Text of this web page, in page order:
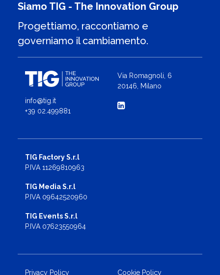
Siamo TIG - The Innovation Group
Progettiamo, raccontiamo e
governiamo il cambiamento.
info@tig.it
+39 02.499881
Via Romagnoli, 6
20146, Milano
TIG Factory S.r.l
P.IVA 11269810963
TIG Media S.r.l
P.IVA 09642520960
TIG Events S.r.l
P.IVA 07623550964
Privacy Policy Cookie Policy